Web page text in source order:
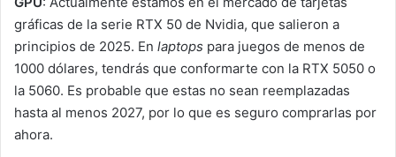
gráficas de la serie RTX 50 de Nvidia, que salieron a
principios de 2025. En laptops para juegos de menos de
1000 dólares, tendrás que conformarte con la RTX 5050 o
la 5060. Es probable que estas no sean reemplazadas
hasta al menos 2027, por lo que es seguro comprarlas por
ahora.